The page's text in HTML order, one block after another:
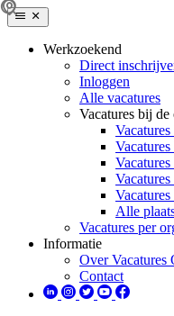
Werkzoekend
Direct
Inloggen
Alle vacatures
Vacatures bij
Alle
Vacatures per
Informatie
Over Vacatures
Contact